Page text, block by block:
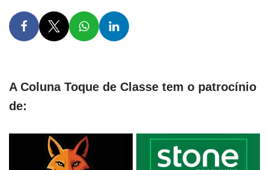
A Coluna Toque de Classe tem o patrocínio
de: